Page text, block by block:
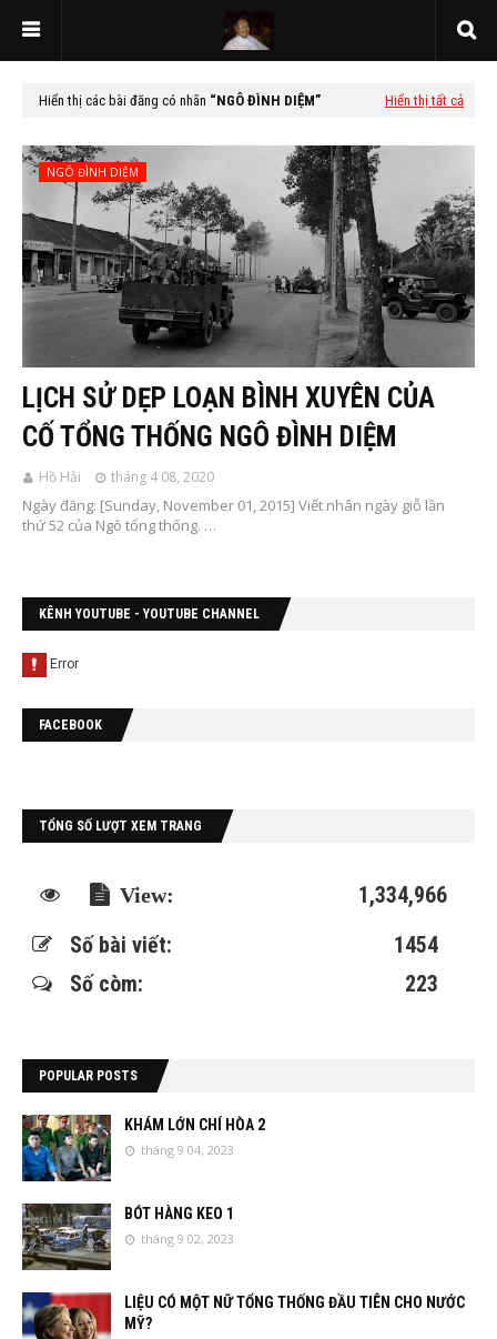
Hiển thị các bài đăng có nhãn NGÔ ĐÌNH DIỆM Hiển thị tất cả
NGÔ ĐÌNH DIỆM
LỊCH SỬ DẸP LOẠN BÌNH XUYÊN CỦA
CỐ TỔNG THỐNG NGÔ ĐÌNH DIỆM
Hồ Hải tháng 4 08, 2020
Ngày đăng: [Sunday, November 01, 2015] Viết nhân ngày giỗ lần
thứ 52 của Ngô tổng thống. …
KÊNH YOUTUBE - YOUTUBE CHANNEL
FACEBOOK
TỔNG SỐ LƯỢT XEM TRANG
1,334,966
Số bài viết:
1454
Số còm:
223
POPULAR POSTS
KHÁM LỚN CHÍ HÒA 2
tháng 9 04, 2023
BÓT HÀNG KEO 1
tháng 9 02, 2023
LIỆU CÓ MỘT NỮ TỔNG THỐNG ĐẦU TIÊN CHO NƯỚC
MỸ?